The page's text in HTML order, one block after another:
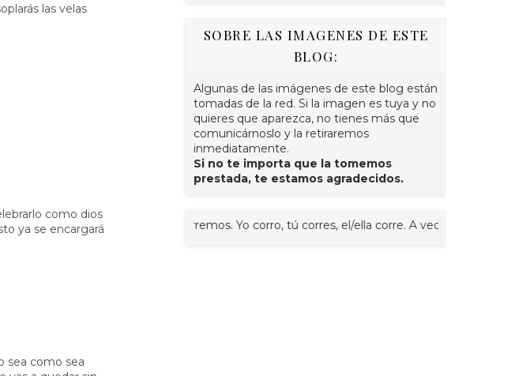
las velas
como dios
ya se encargará
sea como sea
SOBRE LAS IMAGENES DE ESTE
BLOG:
Algunas de las imágenes de este blog están
tomadas de la red. Si la imagen es tuya y no
quieres que aparezca, no tienes más que
comunicárnoslo y la retiraremos
inmediatamente.
Si no te importa que la tomemos
prestada, te estamos agradecidos.
Tod@s corremos. Yo corro, tú corres, el/ella corre. A veces juntos, nosotr@s